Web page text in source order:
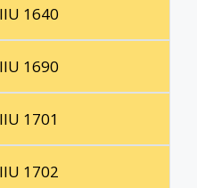
1640
1690
1701
1702